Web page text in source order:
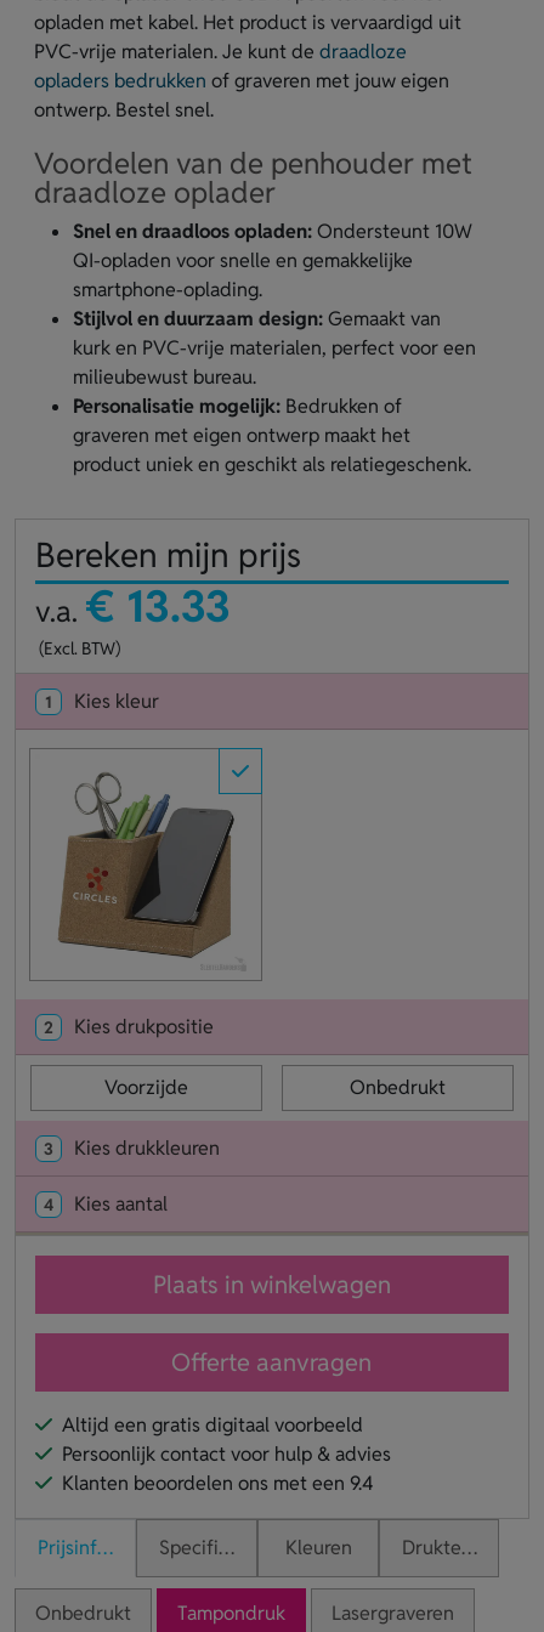
opladen met kabel. Het product is vervaardigd uit
PVC-vrije materialen. Je kunt de draadloze
opladers bedrukken of graveren met jouw eigen
ontwerp. Bestel snel.
Voordelen van de penhouder met
draadloze oplader
Snel en draadloos opladen:Ondersteunt 10W
QI-opladen voor snelle en gemakkelijke
smartphone-oplading.
Stijlvol en duurzaam design:Gemaakt van
kurk en PVC-vrije materialen, perfect voor een
milieubewust bureau.
Personalisatie mogelijk: Bedrukken of
graveren met eigen ontwerp maakt het
product uniek en geschikt als relatiegeschenk.
Bereken mijn prijs
v.a. € 13.33
(Excl. BTW)
1 Kies kleur
2 Kies drukpositie
Voorzijde Onbedrukt
3 Kies drukkleuren
4 Kies aantal
Plaats in winkelwagen
Offerte aanvragen
Altijd een gratis digitaal voorbeeld
Persoonlijk contact voor hulp & advies
Klanten beoordelen ons met een 9.4
PrijsinformatieSpecificaties Kleuren Druktechnieken
Onbedrukt Tampondruk Lasergraveren